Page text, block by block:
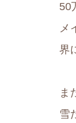
50
メ
界
ま
雪